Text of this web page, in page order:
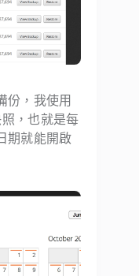
份，我使用
，也就是每
期就能開啟